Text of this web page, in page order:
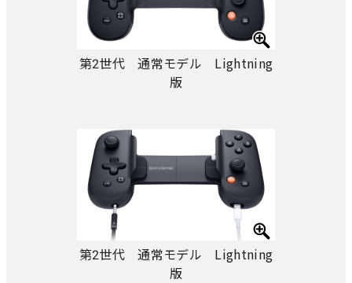
第2世代 通常モデル Lightning
版
第2世代 通常モデル Lightning
版